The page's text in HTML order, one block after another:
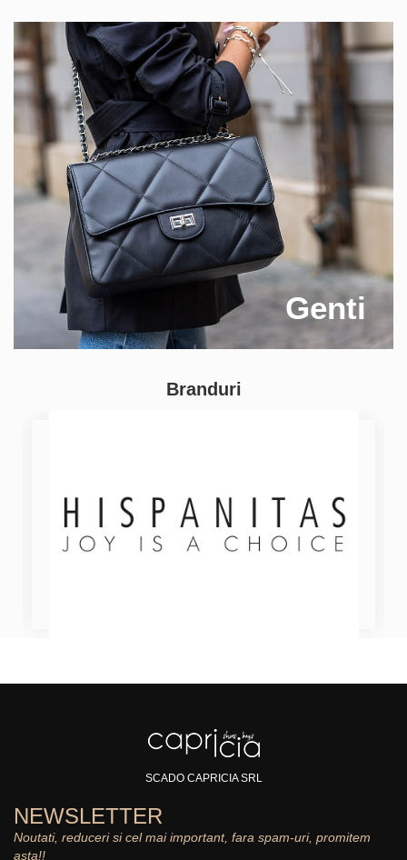
Genti
Branduri
SCADO CAPRICIA SRL
NEWSLETTER
Noutati, reduceri si cel mai important, fara spam-uri, promitem
asta!!